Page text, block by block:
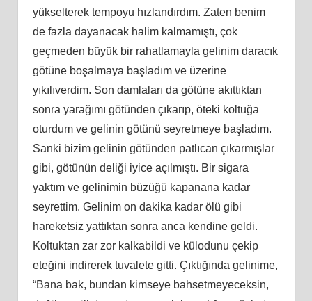
yükselterek tempoyu hızlandırdım. Zaten benim
de fazla dayanacak halim kalmamıştı, çok
geçmeden büyük bir rahatlamayla gelinim daracık
götüne boşalmaya başladım ve üzerine
yıkılıverdim. Son damlaları da götüne akıttıktan
sonra yarağımı götünden çıkarıp, öteki koltuğa
oturdum ve gelinin götünü seyretmeye başladım.
Sanki bizim gelinin götünden patlıcan çıkarmışlar
gibi, götünün deliği iyice açılmıştı. Bir sigara
yaktım ve gelinimin büzüğü kapanana kadar
seyrettim. Gelinim on dakika kadar ölü gibi
hareketsiz yattıktan sonra anca kendine geldi.
Koltuktan zar zor kalkabildi ve külodunu çekip
eteğini indirerek tuvalete gitti. Çıktığında gelinime,
“Bana bak, bundan kimseye bahsetmeyeceksin,